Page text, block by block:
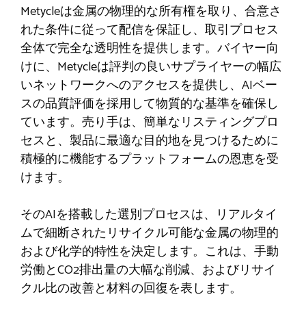
Metycleは金属の物理的な所有権を取り、合意さ
れた条件に従って配信を保証し、取引プロセス
全体で完全な透明性を提供します。バイヤー向
けに、Metycleは評判の良いサプライヤーの幅広
いネットワークへのアクセスを提供し、AIベー
スの品質評価を採用して物質的な基準を確保し
ています。売り手は、簡単なリスティングプロ
セスと、製品に最適な目的地を見つけるために
積極的に機能するプラットフォームの恩恵を受
けます。
そのAIを搭載した選別プロセスは、リアルタイ
ムで細断されたリサイクル可能な金属の物理的
および化学的特性を決定します。これは、手動
労働とCO2排出量の大幅な削減、およびリサイ
クル比の改善と材料の回復を表します。